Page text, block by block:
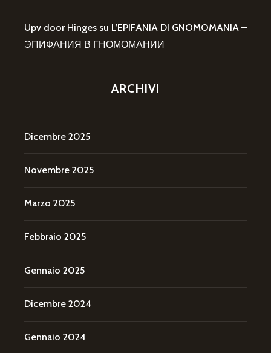
Upv door Hinges su L’EPIFANIA DI GNOMOMANIA –
ЭПИФАНИЯ В ГНОМОМАНИИ
ARCHIVI
Dicembre 2025
Novembre 2025
Marzo 2025
Febbraio 2025
Gennaio 2025
Dicembre 2024
Gennaio 2024